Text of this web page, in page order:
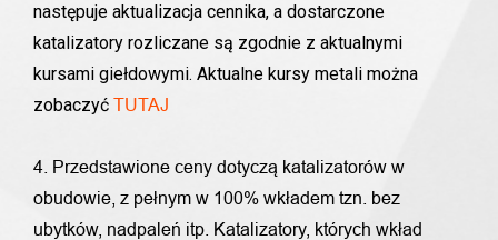
następuje aktualizacja cennika, a dostarczone
katalizatory rozliczane są zgodnie z aktualnymi
kursami giełdowymi. Aktualne kursy metali można
zobaczyć TUTAJ
4. Przedstawione ceny dotyczą katalizatorów w
obudowie, z pełnym w 100% wkładem tzn. bez
ubytków, nadpaleń itp. Katalizatory, których wkład